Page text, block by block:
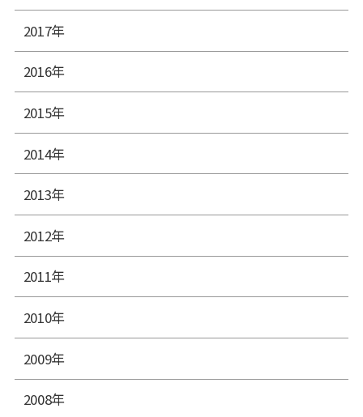
2017年
2016年
2015年
2014年
2013年
2012年
2011年
2010年
2009年
2008年